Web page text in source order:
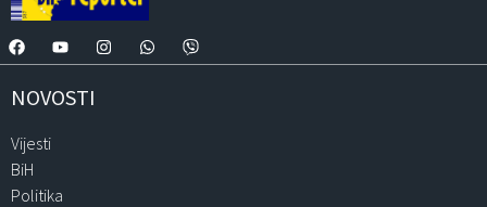
NOVOSTI
Vijesti
BiH
Politika